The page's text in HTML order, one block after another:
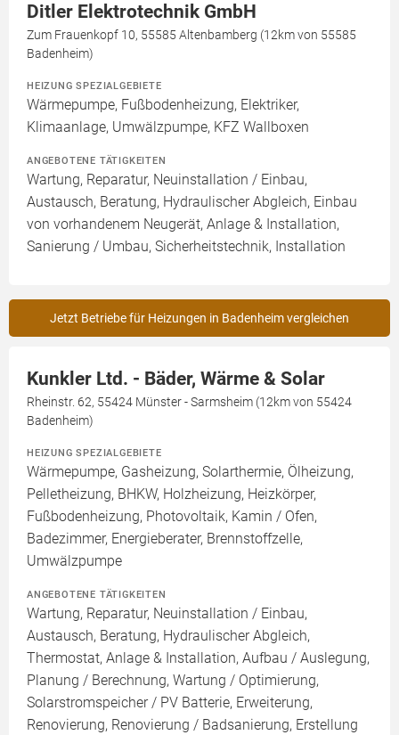
Ditler Elektrotechnik GmbH
Zum Frauenkopf 10, 55585 Altenbamberg (12km von 55585
Badenheim)
HEIZUNG SPEZIALGEBIETE
Wärmepumpe, Fußbodenheizung, Elektriker,
Klimaanlage, Umwälzpumpe, KFZ Wallboxen
ANGEBOTENE TÄTIGKEITEN
Wartung, Reparatur, Neuinstallation / Einbau,
Austausch, Beratung, Hydraulischer Abgleich, Einbau
von vorhandenem Neugerät, Anlage & Installation,
Sanierung / Umbau, Sicherheitstechnik, Installation
Jetzt Betriebe für Heizungen in Badenheim vergleichen
Kunkler Ltd. - Bäder, Wärme & Solar
Rheinstr. 62, 55424 Münster - Sarmsheim (12km von 55424
Badenheim)
HEIZUNG SPEZIALGEBIETE
Wärmepumpe, Gasheizung, Solarthermie, Ölheizung,
Pelletheizung, BHKW, Holzheizung, Heizkörper,
Fußbodenheizung, Photovoltaik, Kamin / Ofen,
Badezimmer, Energieberater, Brennstoffzelle,
Umwälzpumpe
ANGEBOTENE TÄTIGKEITEN
Wartung, Reparatur, Neuinstallation / Einbau,
Austausch, Beratung, Hydraulischer Abgleich,
Thermostat, Anlage & Installation, Aufbau / Auslegung,
Planung / Berechnung, Wartung / Optimierung,
Solarstromspeicher / PV Batterie, Erweiterung,
Renovierung, Renovierung / Badsanierung, Erstellung